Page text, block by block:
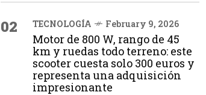
02 TECNOLOGÍA February 9, 2026
Motor de 800 W, rango de 45
km y ruedas todo terreno: este
scooter cuesta solo 300 euros y
representa una adquisición
impresionante